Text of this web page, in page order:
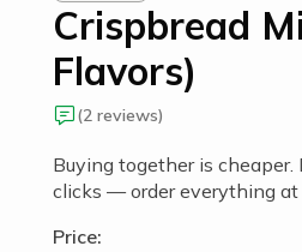
Crispbread
Flavors)
(2 reviews)
Buying together is cheaper.
clicks — order everything at
Price: